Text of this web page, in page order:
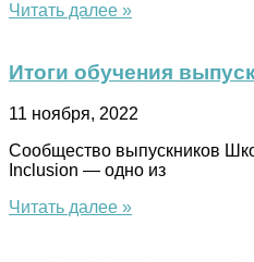
Читать далее »
Итоги обучения
11 ноября, 2022
Сообщество выпускников
Inclusion — одно из
Читать далее »